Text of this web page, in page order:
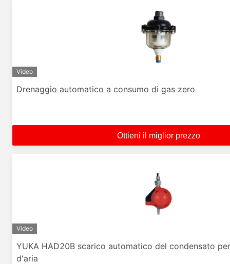
Video
Drenaggio automatico a consumo di gas zero
Ottieni il miglior prezzo
Video
YUKA HAD20B scarico automatico del condensato
d'aria